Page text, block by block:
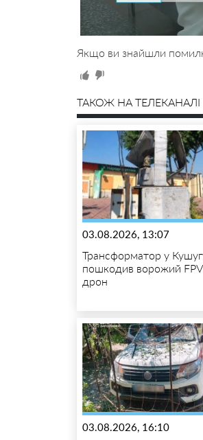
Якщо ви знайшли
ТАКОЖ НА ТЕЛЕКАНАЛІ
03.08.2026, 13:07
Трансформатор у
пошкодив ворожий
дрон
03.08.2026, 16:10